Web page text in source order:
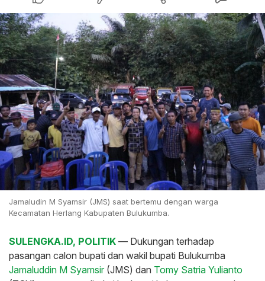
Jamaludin M Syamsir (JMS) saat bertemu dengan warga
Kecamatan Herlang Kabupaten Bulukumba.
SULENGKA.ID, POLITIK — Dukungan terhadap
pasangan calon bupati dan wakil bupati Bulukumba
Jamaluddin M Syamsir(JMS) dan Tomy Satria Yulianto